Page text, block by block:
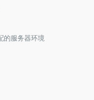
的服务器环境